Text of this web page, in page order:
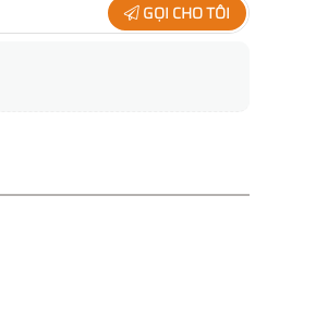
GỌI CHO TÔI